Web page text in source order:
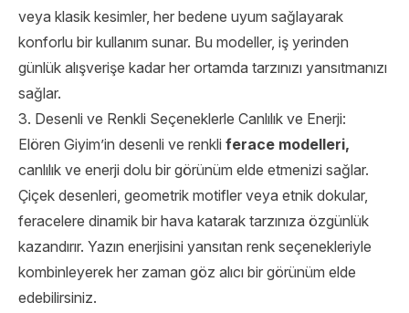
veya klasik kesimler, her bedene uyum sağlayarak
konforlu bir kullanım sunar. Bu modeller, iş yerinden
günlük alışverişe kadar her ortamda tarzınızı yansıtmanızı
sağlar.
3. Desenli ve Renkli Seçeneklerle Canlılık ve Enerji:
Elören Giyim’in desenli ve renkli ferace modelleri,
canlılık ve enerji dolu bir görünüm elde etmenizi sağlar.
Çiçek desenleri, geometrik motifler veya etnik dokular,
feracelere dinamik bir hava katarak tarzınıza özgünlük
kazandırır. Yazın enerjisini yansıtan renk seçenekleriyle
kombinleyerek her zaman göz alıcı bir görünüm elde
edebilirsiniz.